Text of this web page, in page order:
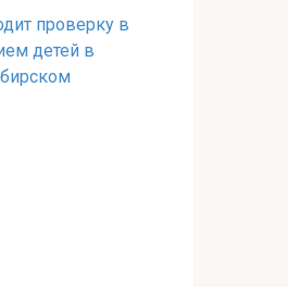
проверку в
детей в